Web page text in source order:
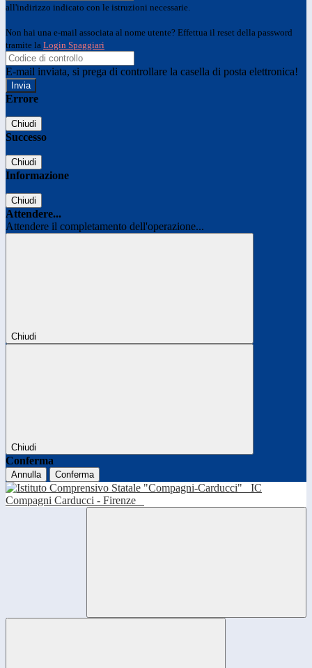
all'indirizzo indicato con le istruzioni necessarie.
Non hai una e-mail associata al nome utente? Effettua il reset della password
tramite la Login Spaggiari
E-mail inviata, si prega di controllare la casella di posta elettronica!
Errore
Chiudi
Successo
Chiudi
Informazione
Chiudi
Attendere...
Attendere il completamento dell'operazione...
Chiudi
Chiudi
Conferma
Annulla Conferma
IC
Compagni Carducci - Firenze